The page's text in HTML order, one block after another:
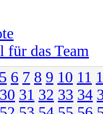
für das Team
5 6 7 8 9 10 11
30 31 32 33 34